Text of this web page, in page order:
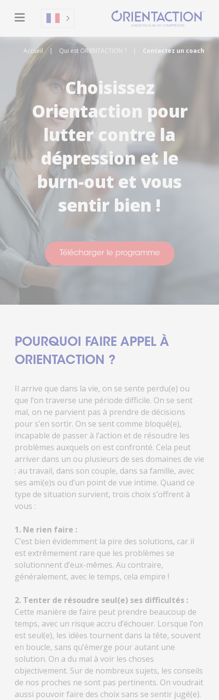
Accueil | Qui est ORIENTACTION ? | Contactez un coach
Choisissez
Orientaction pour
lutter contre la
dépression et le
burn-out et vous
sentir bien !
Télécharger le programme
POURQUOI FAIRE APPEL À
ORIENTACTION ?
Il arrive que dans la vie, on se sente perdu(e) ou
que l’on traverse une période difficile. On se sent
mal, on ne parvient pas à prendre de décisions
pour s’en sortir. On se sent comme bloqué(e),
incapable de passer à l’action et de résoudre les
problèmes auxquels on est confronté. Cela peut
arriver dans un ou plusieurs de ses domaines de vie
: au travail, dans son couple, dans sa famille, avec
ses ami(e)s ou d’un point de vue intime. Quand ce
type de situation survient, trois choix s’offrent à
vous :
1. Ne rien faire :
C’est bien évidemment la pire des solutions, car il
est extrêmement rare que les problèmes se
solutionnent d’eux-mêmes. Au contraire,
généralement, avec le temps, cela empire !
2. Tenter de résoudre seul(e) ses difficultés :
Cette manière de faire peut prendre beaucoup de
temps, avec un risque accru d’échouer. Lorsque l’on
est seul(e), les idées tournent dans la tête, souvent
en boucle, sans qu’émerge pour autant une
solution. On a du mal à voir les choses
objectivement. Sur de nombreux sujets, les conseils
de nos proches ne sont pas pertinents. On voudrait
aussi pouvoir faire des choix sans se sentir jugé(e).